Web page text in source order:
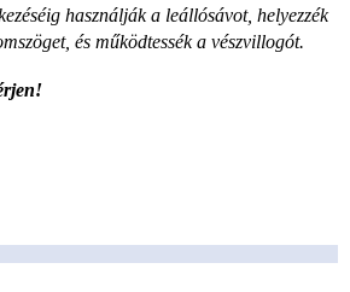
használják a leállósávot, helyezzék
és működtessék a vészvillogót.